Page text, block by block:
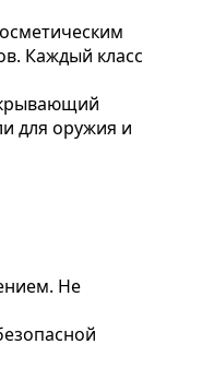
Каждый класс
для оружия и
Не